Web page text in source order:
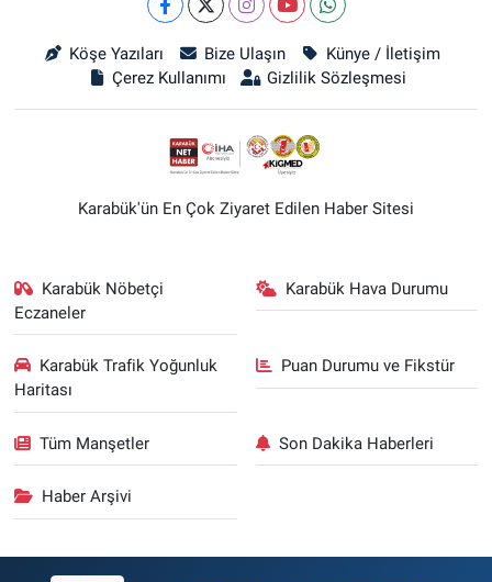
Köşe Yazıları Bize Ulaşın
Künye / İletişim
Çerez Kullanımı
Gizlilik Sözleşmesi
Karabük'ün En Çok Ziyaret Edilen Haber Sitesi
Karabük Nöbetçi
Eczaneler
Karabük Hava Durumu
Karabük Trafik Yoğunluk
Haritası
Puan Durumu ve Fikstür
Tüm Manşetler Son Dakika Haberleri
Haber Arşivi